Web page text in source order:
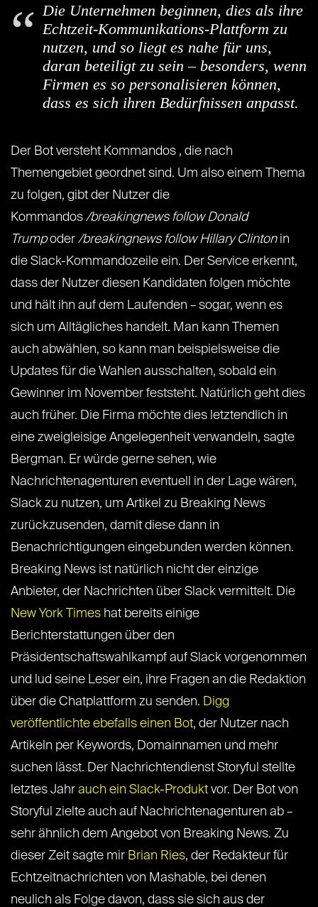
Die Unternehmen beginnen, dies als ihre
Echtzeit-Kommunikations-Plattform zu
nutzen, und so liegt es nahe für uns,
daran beteiligt zu sein – besonders, wenn
Firmen es so personalisieren können,
dass es sich ihren Bedürfnissen anpasst.
Der Bot versteht Kommandos , die nach
Themengebiet geordnet sind. Um also einem Thema
zu folgen, gibt der Nutzer die
Kommandos /breakingnews follow Donald
Trumpoder /breakingnews follow Hillary Clintonin
die Slack-Kommandozeile ein. Der Service erkennt,
dass der Nutzer diesen Kandidaten folgen möchte
und hält ihn auf dem Laufenden – sogar, wenn es
sich um Alltägliches handelt. Man kann Themen
auch abwählen, so kann man beispielsweise die
Updates für die Wahlen ausschalten, sobald ein
Gewinner im November feststeht. Natürlich geht dies
auch früher. Die Firma möchte dies letztendlich in
eine zweigleisige Angelegenheit verwandeln, sagte
Bergman. Er würde gerne sehen, wie
Nachrichtenagenturen eventuell in der Lage wären,
Slack zu nutzen, um Artikel zu Breaking News
zurückzusenden, damit diese dann in
Benachrichtigungen eingebunden werden können.
Breaking News ist natürlich nicht der einzige
Anbieter, der Nachrichten über Slack vermittelt. Die
New York Times hat bereits einige
Berichterstattungen über den
Präsidentschaftswahlkampf auf Slack vorgenommen
und lud seine Leser ein, ihre Fragen an die Redaktion
über die Chatplattform zu senden. Digg
veröffentlichte ebefalls einen Bot, der Nutzer nach
Artikeln per Keywords, Domainnamen und mehr
suchen lässt. Der Nachrichtendienst Storyful stellte
letztes Jahr auch ein Slack-Produkt vor. Der Bot von
Storyful zielte auch auf Nachrichtenagenturen ab –
sehr ähnlich dem Angebot von Breaking News. Zu
dieser Zeit sagte mir Brian Ries, der Redakteur für
Echtzeitnachrichten von Mashable, bei denen
neulich als Folge davon, dass sie sich aus der